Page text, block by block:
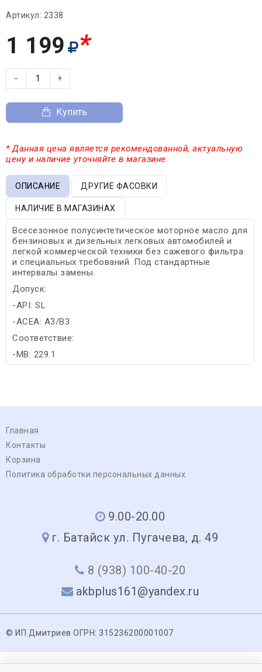
Артикул: 2338
1 199 *
− +
Купить
* Данная цена является рекомендованной, актуальную
цену и наличие уточняйте в магазине.
ОПИСАНИЕ ДРУГИЕ ФАСОВКИ
НАЛИЧИЕ В МАГАЗИНАХ
Всесезонное полусинтетическое моторное масло для
бензиновых и дизельных легковых автомобилей и
легкой коммерческой техники без сажевого фильтра
и специальных требований. Под стандартные
интервалы замены.
Допуск:
-API: SL
-ACEA: A3/B3
Соответствие:
-MB: 229.1
Главная
Контакты
Корзина
Политика обработки персональных данных
9.00-20.00
г. Батайск ул. Пугачева, д. 49
8 (938) 100-40-20
akbplus161@yandex.ru
© ИП Дмитриев ОГРН: 315236200001007